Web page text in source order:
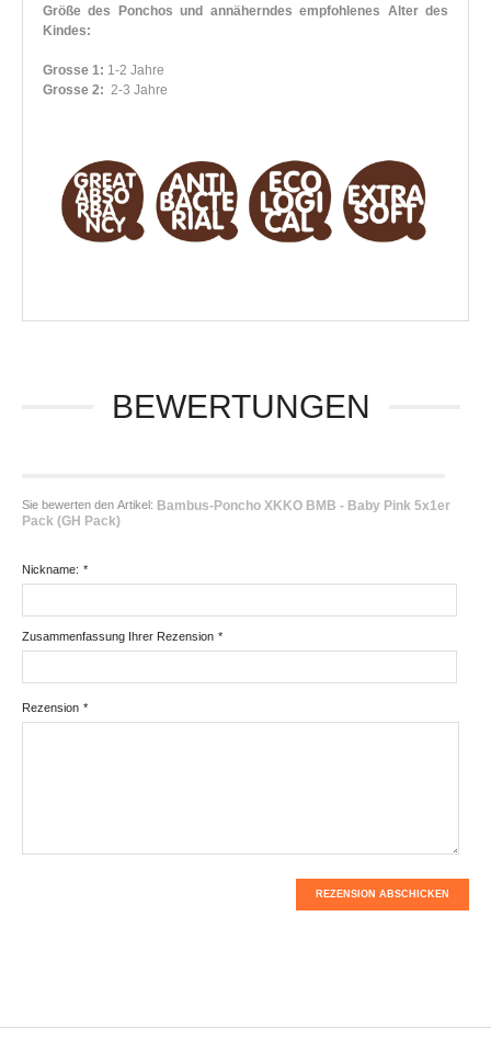
Größe des Ponchos und annäherndes empfohlenes Alter des
Kindes:
Grosse 1: 1-2 Jahre
Grosse 2: 2-3 Jahre
BEWERTUNGEN
Sie bewerten den Artikel: Bambus-Poncho XKKO BMB - Baby Pink 5x1er
Pack (GH Pack)
*
Nickname:
*
Zusammenfassung Ihrer Rezension
*
Rezension
REZENSION ABSCHICKEN